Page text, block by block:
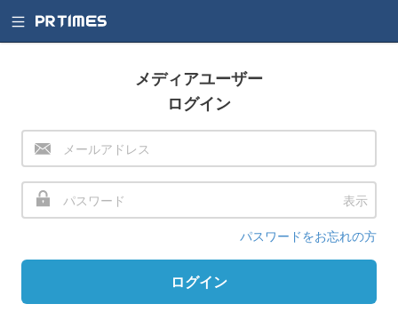
メディアユーザー
ログイン
表示
パスワードをお忘れの方
ログイン